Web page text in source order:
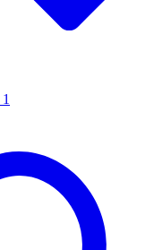
1